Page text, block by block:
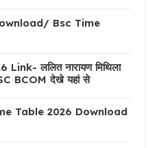
Bsc Time
ललित नारायण मिथिला
BCOM देखे यहां से
Table 2026 Download